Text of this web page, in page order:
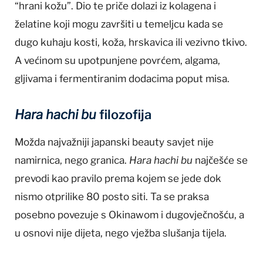
“hrani kožu”. Dio te priče dolazi iz kolagena i
želatine koji mogu završiti u temeljcu kada se
dugo kuhaju kosti, koža, hrskavica ili vezivno tkivo.
A većinom su upotpunjene povrćem, algama,
gljivama i fermentiranim dodacima poput misa.
Hara hachi bufilozofija
Možda najvažniji japanski beauty savjet nije
namirnica, nego granica. Hara hachi bu najčešće se
prevodi kao pravilo prema kojem se jede dok
nismo otprilike 80 posto siti. Ta se praksa
posebno povezuje s Okinawom i dugovječnošću, a
u osnovi nije dijeta, nego vježba slušanja tijela.